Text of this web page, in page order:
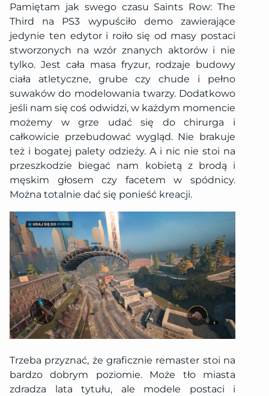
Pamiętam jak swego czasu Saints Row: The
Third na PS3 wypuściło demo zawierające
jedynie ten edytor i roiło się od masy postaci
stworzonych na wzór znanych aktorów i nie
tylko. Jest cała masa fryzur, rodzaje budowy
ciała atletyczne, grube czy chude i pełno
suwaków do modelowania twarzy. Dodatkowo
jeśli nam się coś odwidzi, w każdym momencie
możemy w grze udać się do chirurga i
całkowicie przebudować wygląd. Nie brakuje
też i bogatej palety odzieży. A i nic nie stoi na
przeszkodzie biegać nam kobietą z brodą i
męskim głosem czy facetem w spódnicy.
Można totalnie dać się ponieść kreacji.
Trzeba przyznać, że graficznie remaster stoi na
bardzo dobrym poziomie. Może tło miasta
zdradza lata tytułu, ale modele postaci i